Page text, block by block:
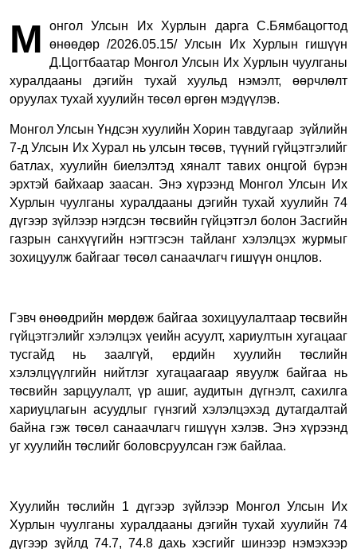
М
онгол Улсын Их Хурлын дарга С.Бямбацогтод
өнөөдөр/2026.05.15/Улсын Их Хурлын гишүүн
Д.Цогтбаатар Монгол Улсын Их Хурлын чуулганы
хуралдааны дэгийн тухай хуульд нэмэлт, өөрчлөлт
оруулах тухай хуулийн төсөл өргөн мэдүүлэв.
Монгол Улсын Үндсэн хуулийн Хорин тавдугаар зүйлийн
7-д Улсын Их Хурал нь улсын төсөв, түүний гүйцэтгэлийг
батлах, хуулийн биелэлтэд хяналт тавих онцгой бүрэн
эрхтэй байхаар заасан. Энэ хүрээнд Монгол Улсын Их
Хурлын чуулганы хуралдааны дэгийн тухай хуулийн 74
дүгээр зүйлээр нэгдсэн төсвийн гүйцэтгэл болон Засгийн
газрын санхүүгийн нэгтгэсэн тайланг хэлэлцэх журмыг
зохицуулж байгааг төсөл санаачлагч гишүүн онцлов.
Гэвч өнөөдрийн мөрдөж байгаа зохицуулалтаар төсвийн
гүйцэтгэлийг хэлэлцэх үеийн асуулт, хариултын хугацааг
тусгайд нь заалгүй, ердийн хуулийн төслийн
хэлэлцүүлгийн нийтлэг хугацаагаар явуулж байгаа нь
төсвийн зарцуулалт, үр ашиг, аудитын дүгнэлт, сахилга
хариуцлагын асуудлыг гүнзгий хэлэлцэхэд дутагдалтай
байна гэж төсөл санаачлагч гишүүн хэлэв. Энэ хүрээнд
уг хуулийн төслийг боловсруулсан гэж байлаа.
Хуулийн төслийн 1 дүгээр зүйлээр Монгол Улсын Их
Хурлын чуулганы хуралдааны дэгийн тухай хуулийн 74
дүгээр зүйлд 74.7, 74.8 дахь хэсгийг шинээр нэмэхээр